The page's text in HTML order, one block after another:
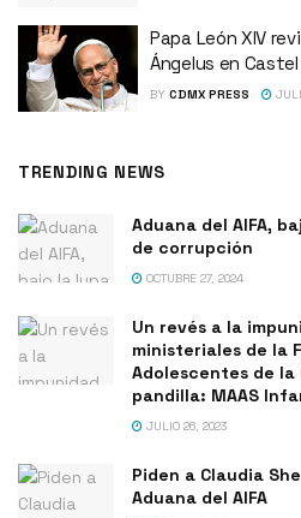
Papa León XIV
Ángelus en
BY CDMX PRESS
TRENDING NEWS
Aduana del AIFA,
de corrupción
OCTUBRE 27, 2024
Un revés a la
ministeriales de la
Adolescentes de la
pandilla: MAAS
JULIO 26, 2023
Piden a Claudia
Aduana del AIFA